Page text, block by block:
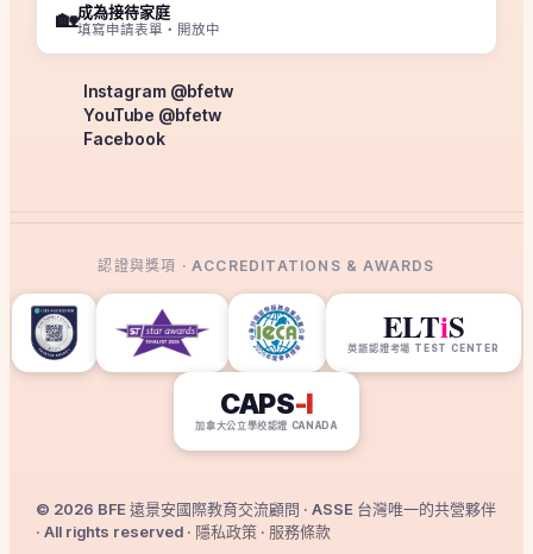
🏡成為接待家庭
填寫申請表單・開放中
Instagram @bfetw
YouTube @bfetw
Facebook
認證與獎項 · ACCREDITATIONS & AWARDS
ELTiS
英語認證考場 TEST CENTER
CAPS-I
加拿大公立學校認證 CANADA
© 2026 BFE 遠景安國際教育交流顧問 · ASSE 台灣唯一的共營夥伴
· All rights reserved · 隱私政策 · 服務條款